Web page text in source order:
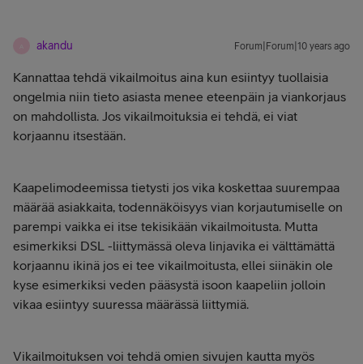
akandu Forum|Forum|10 years ago
Kannattaa tehdä vikailmoitus aina kun esiintyy tuollaisia
ongelmia niin tieto asiasta menee eteenpäin ja viankorjaus
on mahdollista. Jos vikailmoituksia ei tehdä, ei viat
korjaannu itsestään.
Kaapelimodeemissa tietysti jos vika koskettaa suurempaa
määrää asiakkaita, todennäköisyys vian korjautumiselle on
parempi vaikka ei itse tekisikään vikailmoitusta. Mutta
esimerkiksi DSL -liittymässä oleva linjavika ei välttämättä
korjaannu ikinä jos ei tee vikailmoitusta, ellei siinäkin ole
kyse esimerkiksi veden pääsystä isoon kaapeliin jolloin
vikaa esiintyy suuressa määrässä liittymiä.
Vikailmoituksen voi tehdä omien sivujen kautta myös